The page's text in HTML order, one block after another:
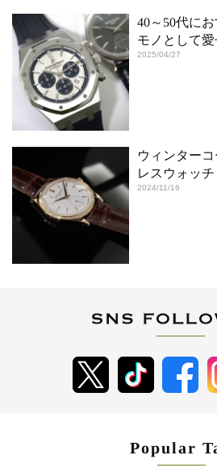
40～50代に
モノとして
2025/04/27
ウィンター
レスウォッチ
2024/11/16
Popular